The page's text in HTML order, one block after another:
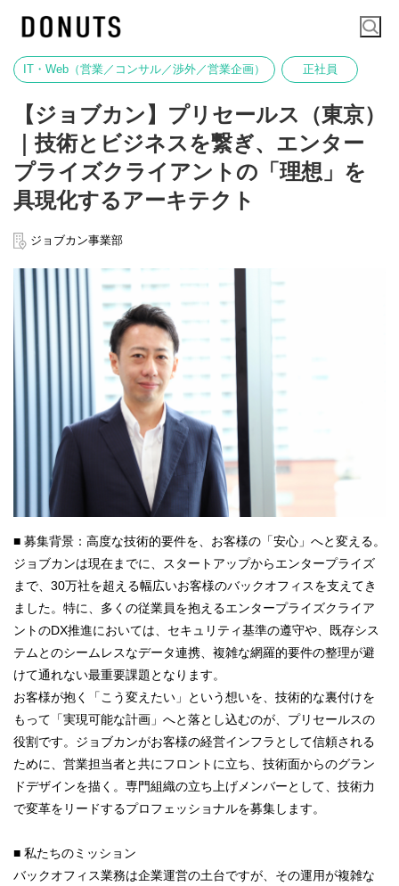
IT・Web（営業／コンサル／渉外／営業企画） 正社員
【ジョブカン】プリセールス（東京）
｜技術とビジネスを繋ぎ、エンター
プライズクライアントの「理想」を
具現化するアーキテクト
ジョブカン事業部
■ 募集背景：高度な技術的要件を、お客様の「安心」へと変える。
ジョブカンは現在までに、スタートアップからエンタープライズ
まで、30万社を超える幅広いお客様のバックオフィスを支えてき
ました。特に、多くの従業員を抱えるエンタープライズクライア
ントのDX推進においては、セキュリティ基準の遵守や、既存シス
テムとのシームレスなデータ連携、複雑な網羅的要件の整理が避
けて通れない最重要課題となります。
お客様が抱く「こう変えたい」という想いを、技術的な裏付けを
もって「実現可能な計画」へと落とし込むのが、プリセールスの
役割です。ジョブカンがお客様の経営インフラとして信頼される
ために、営業担当者と共にフロントに立ち、技術面からのグラン
ドデザインを描く。専門組織の立ち上げメンバーとして、技術力
で変革をリードするプロフェッショナルを募集します。
■ 私たちのミッション
バックオフィス業務は企業運営の土台ですが、その運用が複雑な